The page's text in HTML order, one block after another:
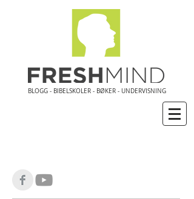
BLOGG - BIBELSKOLER - BØKER - UNDERVISNING